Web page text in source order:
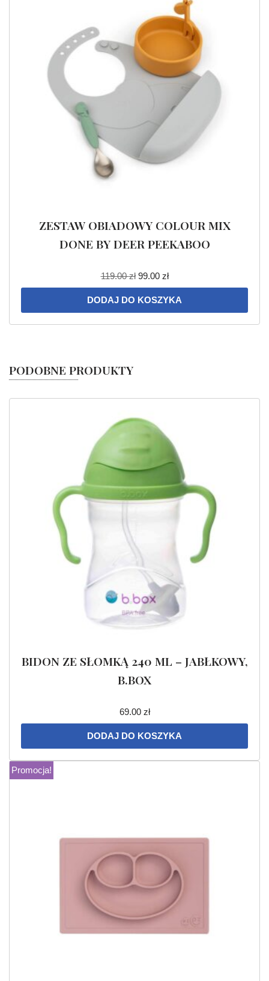
ZESTAW OBIADOWY COLOUR MIX
DONE BY DEER PEEKABOO
119.00zł 99.00 zł
DODAJ DO KOSZYKA
PODOBNE PRODUKTY
BIDON ZE SŁOMKĄ 240 ML – JABŁKOWY,
B.BOX
69.00 zł
DODAJ DO KOSZYKA
Promocja!